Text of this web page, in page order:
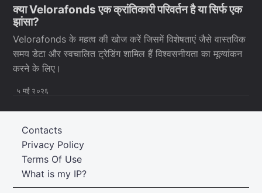
क्या Velorafonds एक क्रांतिकारी परिवर्तन है या सिर्फ एक
झांसा?
Velorafonds के महत्व की खोज करें जिसमें विशेषताएं जैसे वास्तविक
समय डेटा और स्वचालित ट्रेडिंग शामिल हैं विश्वसनीयता का मूल्यांकन
करने के लिए।
५ मई २०२६
What is my IP?
Terms Of Use
Privacy Policy
Contacts